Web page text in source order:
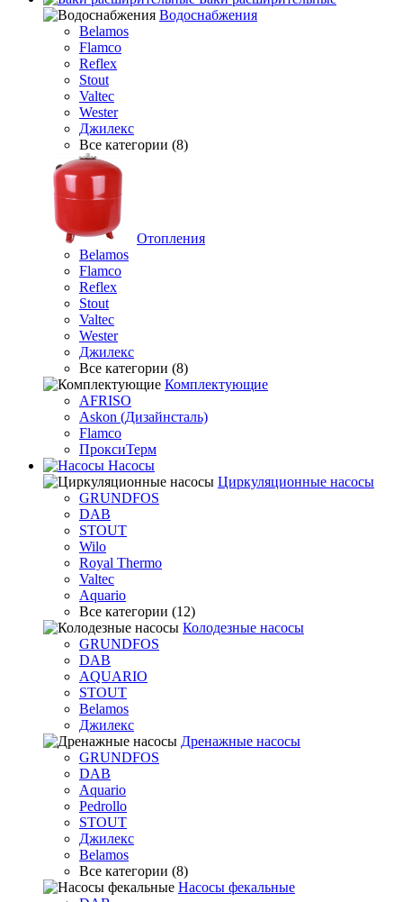
Водоснабжения
Belamos
Flamco
Reflex
Stout
Valtec
Wester
Джилекс
Все категории (8)
Отопления
Belamos
Flamco
Reflex
Stout
Valtec
Wester
Джилекс
Все категории (8)
Комплектующие
AFRISO
Askon (Дизайнсталь)
Flamco
ПроксиТерм
Насосы
Циркуляционные насосы
GRUNDFOS
DAB
STOUT
Wilo
Royal Thermo
Valtec
Aquario
Все категории (12)
Колодезные насосы
GRUNDFOS
DAB
AQUARIO
STOUT
Belamos
Джилекс
Дренажные насосы
GRUNDFOS
DAB
Aquario
Pedrollo
STOUT
Джилекс
Belamos
Все категории (8)
Насосы фекальные